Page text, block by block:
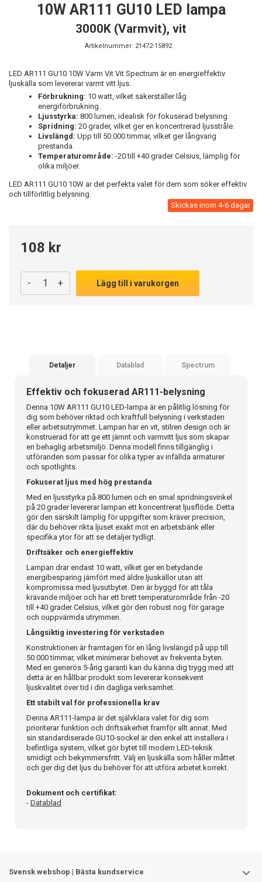
10W AR111 GU10 LED lampa
3000K (Varmvit), vit
Artikelnummer: 21472-15892
LED AR111 GU10 10W Varm Vit Vit Spectrum är en energieffektiv
ljuskälla som levererar varmt vitt ljus.
Förbrukning: 10 watt, vilket säkerställer låg
energiförbrukning.
Ljusstyrka: 800 lumen, idealisk för fokuserad belysning.
Spridning: 20 grader, vilket ger en koncentrerad ljusstråle.
Livslängd: Upp till 50.000 timmar, vilket ger långvarig
prestanda.
Temperaturområde: -20 till +40 grader Celsius, lämplig för
olika miljöer.
LED AR111 GU10 10W är det perfekta valet för dem som söker effektiv
och tillförlitlig belysning.
Skickas inom 4-6 dagar
108 kr
- + Lägg till i varukorgen
Detaljer Datablad Spectrum
Effektiv och fokuserad AR111-belysning
Denna 10W AR111 GU10 LED-lampa är en pålitlig lösning för
dig som behöver riktad och kraftfull belysning i verkstaden
eller arbetsutrymmet. Lampan har en vit, stilren design och är
konstruerad för att ge ett jämnt och varmvitt ljus som skapar
en behaglig arbetsmiljö. Denna modell finns tillgänglig i
utföranden som passar för olika typer av infällda armaturer
och spotlights.
Fokuserat ljus med hög prestanda
Med en ljusstyrka på 800 lumen och en smal spridningsvinkel
på 20 grader levererar lampan ett koncentrerat ljusflöde. Detta
gör den särskilt lämplig för uppgifter som kräver precision,
där du behöver rikta ljuset exakt mot en arbetsbänk eller
specifika ytor för att se detaljer tydligt.
Driftsäker och energieffektiv
Lampan drar endast 10 watt, vilket ger en betydande
energibesparing jämfört med äldre ljuskällor utan att
kompromissa med ljusutbytet. Den är byggd för att tåla
krävande miljöer och har ett brett temperaturområde från -20
till +40 grader Celsius, vilket gör den robust nog för garage
och ouppvärmda utrymmen.
Långsiktig investering för verkstaden
Konstruktionen är framtagen för en lång livslängd på upp till
50 000 timmar, vilket minimerar behovet av frekventa byten.
Med en generös 5-årig garanti kan du känna dig trygg med att
detta är en hållbar produkt som levererar konsekvent
ljuskvalitet över tid i din dagliga verksamhet.
Ett stabilt val för professionella krav
Denna AR111-lampa är det självklara valet för dig som
prioriterar funktion och driftsäkerhet framför allt annat. Med
sin standardiserade GU10-sockel är den enkel att installera i
befintliga system, vilket gör bytet till modern LED-teknik
smidigt och bekymmersfritt. Välj en ljuskälla som håller måttet
och ger dig det ljus du behöver för att utföra arbetet korrekt.
Dokument och certifikat:
- Datablad
Svensk webshop | Bästa kundservice